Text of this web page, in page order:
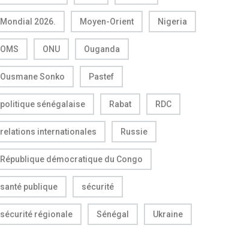
Mondial 2026. Moyen-Orient Nigeria
OMS ONU Ouganda
Ousmane Sonko Pastef
politique sénégalaise Rabat RDC
relations internationales Russie
République démocratique du Congo
santé publique sécurité
sécurité régionale Sénégal Ukraine